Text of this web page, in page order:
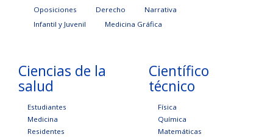
Oposiciones
Derecho
Narrativa
Infantil y Juvenil
Medicina Gráfica
Ciencias de la
salud
Estudiantes
Medicina
Residentes
Científico
técnico
Física
Química
Matemáticas